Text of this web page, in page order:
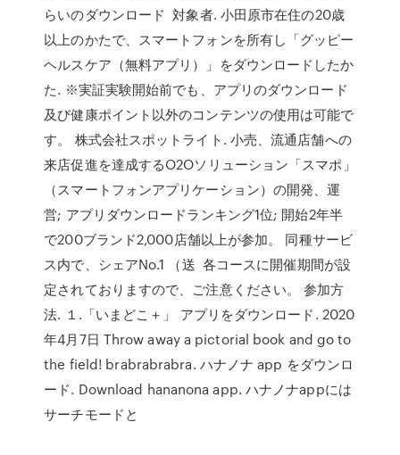
らいのダウンロード 対象者. 小田原市在住の20歳
以上のかたで、スマートフォンを所有し「グッピー
ヘルスケア（無料アプリ）」をダウンロードしたか
た. ※実証実験開始前でも、アプリのダウンロード
及び健康ポイント以外のコンテンツの使用は可能で
す。 株式会社スポットライト. 小売、流通店舗への
来店促進を達成するO2Oソリューション「スマポ」
（スマートフォンアプリケーション）の開発、運
営; アプリダウンロードランキング1位; 開始2年半
で200ブランド2,000店舗以上が参加。 同種サービ
ス内で、シェアNo.1 （送 各コースに開催期間が設
定されておりますので、ご注意ください。 参加方
法. １.「いまどこ＋」 アプリをダウンロード. 2020
年4月7日 Throw away a pictorial book and go to
the field! brabrabrabra. ハナノナ app をダウンロ
ード. Download hananona app. ハナノナappには
サーチモードと